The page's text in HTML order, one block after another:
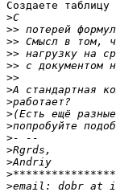
Создаете
>
>>
>>
>>
>>
>>
>
>
>
>
>
>
>
>
>